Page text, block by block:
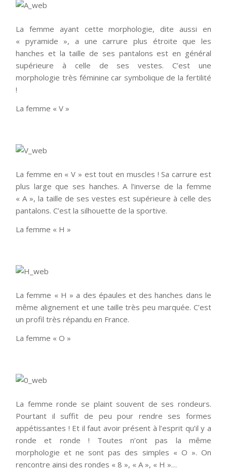
La femme ayant cette morphologie, dite aussi en
« pyramide », a une carrure plus étroite que les
hanches et la taille de ses pantalons est en général
supérieure à celle de ses vestes. C’est une
morphologie très féminine car symbolique de la fertilité
!
La femme « V »
La femme en « V » est tout en muscles ! Sa carrure est
plus large que ses hanches. A l’inverse de la femme
« A », la taille de ses vestes est supérieure à celle des
pantalons. C’est la silhouette de la sportive.
La femme « H »
La femme « H » a des épaules et des hanches dans le
même alignement et une taille très peu marquée. C’est
un profil très répandu en France.
La femme « O »
La femme ronde se plaint souvent de ses rondeurs.
Pourtant il suffit de peu pour rendre ses formes
appétissantes ! Et il faut avoir présent à l’esprit qu’il y a
ronde et ronde ! Toutes n’ont pas la même
morphologie et ne sont pas des simples « O ». On
rencontre ainsi des rondes « 8 », « A », « H »…